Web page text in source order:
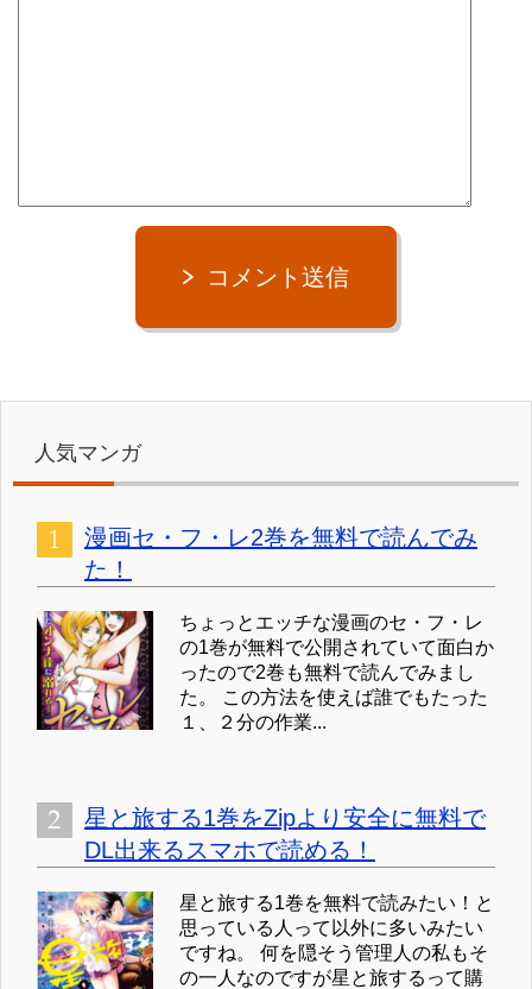
コメント送信
人気マンガ
漫画セ・フ・レ2巻を無料で読んでみ
た！
ちょっとエッチな漫画のセ・フ・レ
の1巻が無料で公開されていて面白か
ったので2巻も無料で読んでみまし
た。 この方法を使えば誰でもたった
１、２分の作業...
星と旅する1巻をZipより安全に無料で
DL出来るスマホで読める！
星と旅する1巻を無料で読みたい！と
思っている人って以外に多いみたい
ですね。 何を隠そう管理人の私もそ
の一人なのですが星と旅するって購